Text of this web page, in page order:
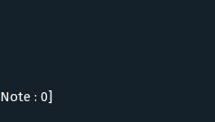
Note : 0]